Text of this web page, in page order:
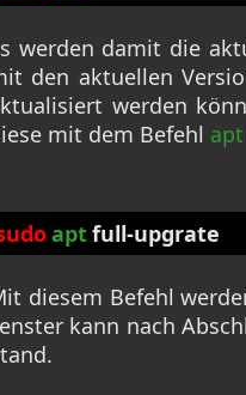
werden damit die
den aktuellen
werden
mit dem Befehl
aptfull-upgrate
diesem Befehl
kann nach